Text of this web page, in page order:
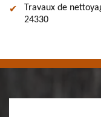
Travaux de
24330